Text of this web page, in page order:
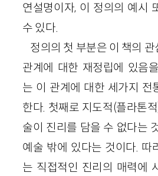
연설명이자, 이 정의의 예시
수 있다.
정의의 첫 부분은 이 책의
관계에 대한 재정립에 있음
는 이 관계에 대한 세가지 전
한다. 첫째로 지도적(플라톤
술이 진리를 담을 수 없다는
예술 밖에 있다는 것이다. 따
는 직접적인 진리의 매력에